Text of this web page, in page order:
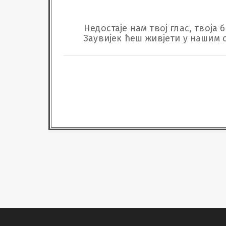
Недостаје нам твој глас,
Заувијек ћеш живјети у нашим